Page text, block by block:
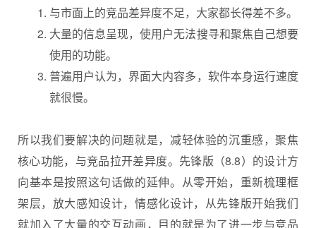
与市面上的竞品差异度不足，大家都长得差不多。
大量的信息呈现，使用户无法搜寻和聚焦自己想要
使用的功能。
普遍用户认为，界面大内容多，软件本身运行速度
就很慢。
所以我们要解决的问题就是，减轻体验的沉重感，聚焦
核心功能，与竞品拉开差异度。先锋版（8.8）的设计方
向基本是按照这句话做的延伸。从零开始，重新梳理框
架层，放大感知设计，情感化设计，从先锋版开始我们
就加入了大量的交互动画，目的就是为了进一步与竞品